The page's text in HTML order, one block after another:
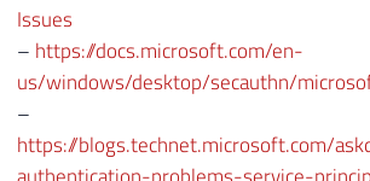
Issues
– https://docs.microsoft.com/en-
us/windows/desktop/secauthn/
–
https://blogs.technet.microsoft.com/